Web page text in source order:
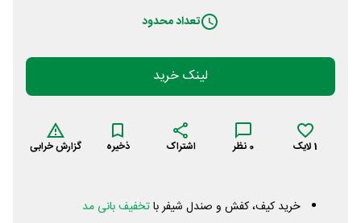
تعداد محدود
لینک خرید
1لایک 0 نظر اشتراک ذخیره گزارش خرابی
خرید کیف، کفش و صندل شیفر باتخفیف بانی مد